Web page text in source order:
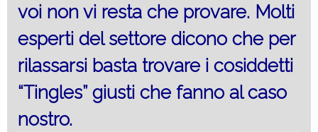
voi non vi resta che provare. Molti
esperti del settore dicono che per
rilassarsi basta trovare i cosiddetti
“Tingles” giusti che fanno al caso
nostro.